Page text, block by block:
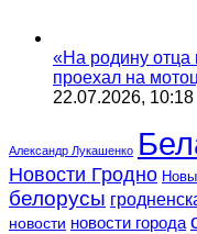
«На родину отца
проехал на
22.07.2026, 10:18
Александр Лукашенко
Новости Гродно
белорусы
новости новости города